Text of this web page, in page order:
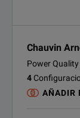
Chauvin
Power
4
AÑADIR